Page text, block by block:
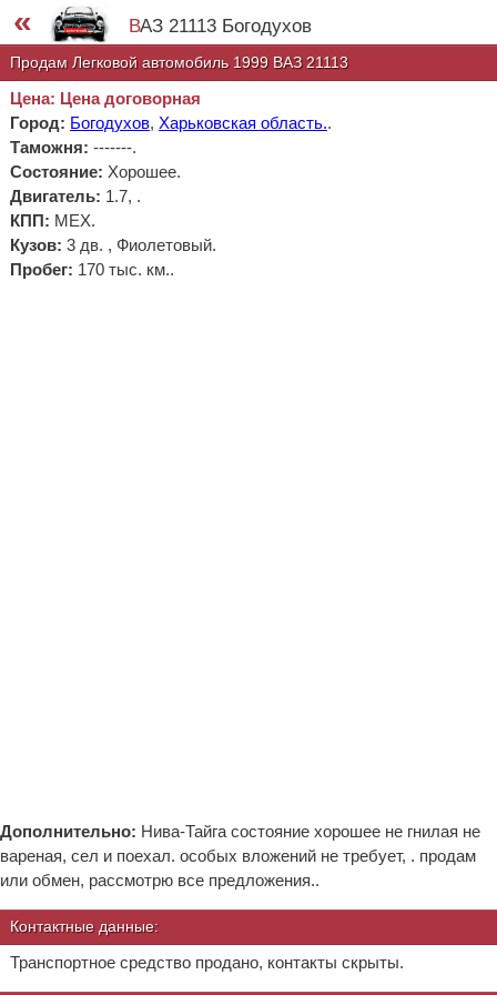
« ВАЗ 21113 Богодухов
Продам Легковой автомобиль 1999 ВАЗ 21113
Цена: Цена договорная
Город: Богодухов, Харьковская область..
Таможня: -------.
Состояние: Хорошее.
Двигатель: 1.7, .
КПП: МЕХ.
Кузов: 3 дв. , Фиолетовый.
Пробег: 170 тыс. км..
Дополнительно: Нива-Тайга состояние хорошее не гнилая не
вареная, сел и поехал. особых вложений не требует, . продам
или обмен, рассмотрю все предложения..
Контактные данные:
Транспортное средство продано, контакты скрыты.